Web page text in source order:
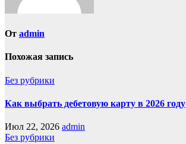
От admin
Похожая запись
Без рубрики
Как выбрать дебетовую карту в 2026 году
Июл 22, 2026 admin
Без рубрики